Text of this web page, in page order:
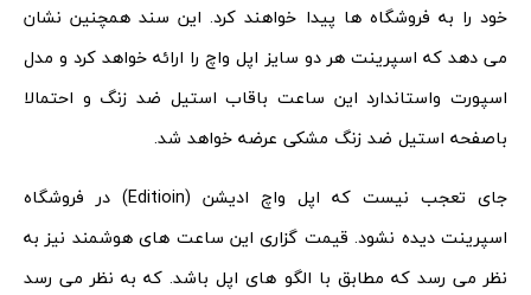
خود را به فروشگاه ها پیدا خواهند کرد. این سند همچنین نشان
می دهد که اسپرینت هر دو سایز اپل واچ را ارائه خواهد کرد و مدل
اسپورت واستاندارد این ساعت باقاب استیل ضد زنگ و احتمالا
باصفحه استیل ضد زنگ مشکی عرضه خواهد شد.
جای تعجب نیست که اپل واچ ادیشن (Editioin) در فروشگاه
اسپرینت دیده نشود. قیمت گزاری این ساعت های هوشمند نیز به
نظر می رسد که مطابق با الگو های اپل باشد. که به نظر می رسد